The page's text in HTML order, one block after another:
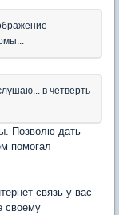
в четверть
Позволю дать
помогал
связь у вас
своему